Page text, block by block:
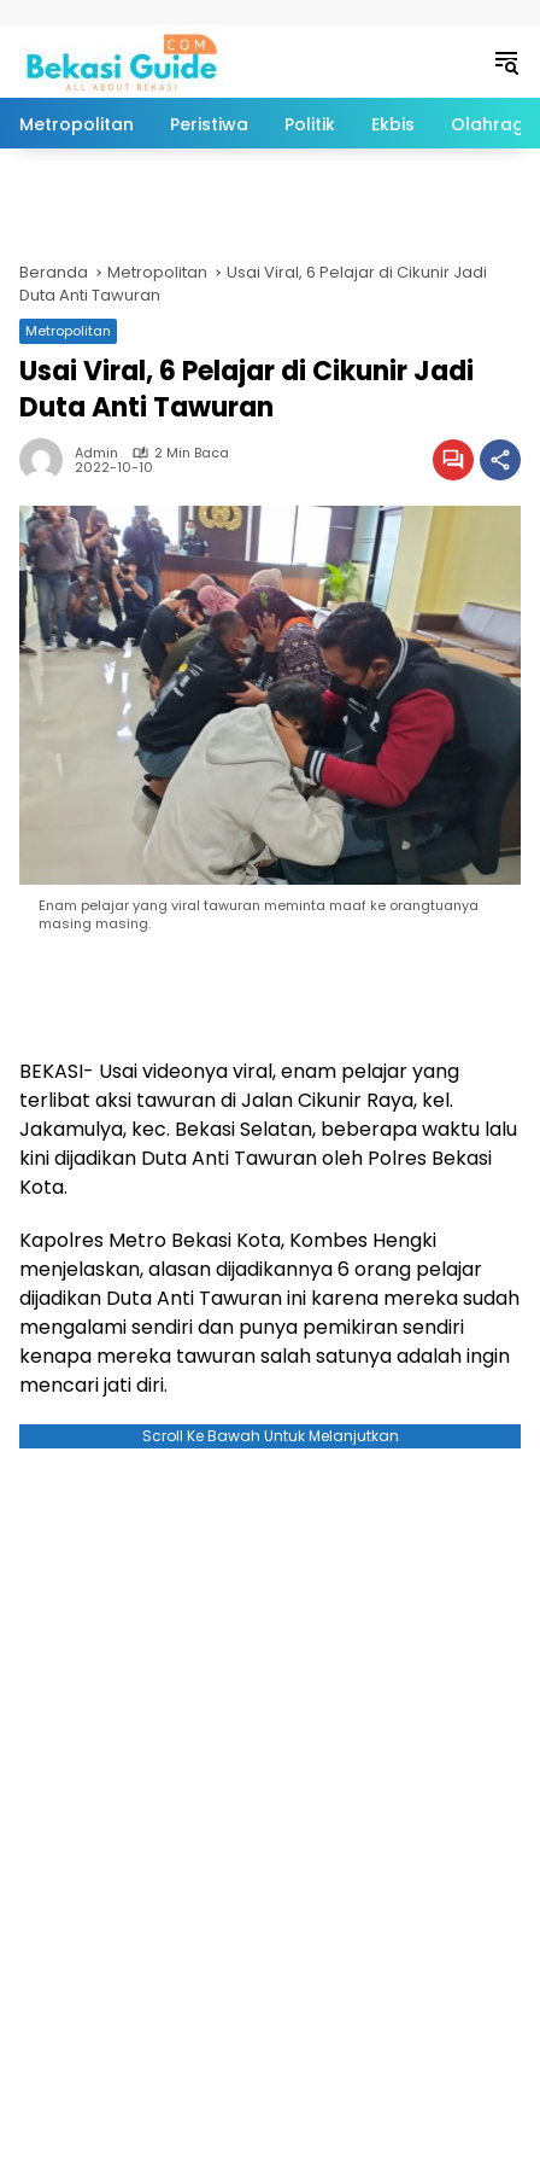
Metropolitan Peristiwa Politik Ekbis Olahraga
Beranda Metropolitan
Usai Viral, 6 Pelajar di Cikunir Jadi
Duta Anti Tawuran
Metropolitan
Usai Viral, 6 Pelajar di Cikunir Jadi
Duta Anti Tawuran
Admin 2 Min Baca
2022-10-10
Enam pelajar yang viral tawuran meminta maaf ke orangtuanya
masing masing.
BEKASI- Usai videonya viral, enam pelajar yang
terlibat aksi tawuran di Jalan Cikunir Raya, kel.
Jakamulya, kec. Bekasi Selatan, beberapa waktu lalu
kini dijadikan Duta Anti Tawuran oleh Polres Bekasi
Kota.
Kapolres Metro Bekasi Kota, Kombes Hengki
menjelaskan, alasan dijadikannya 6 orang pelajar
dijadikan Duta Anti Tawuran ini karena mereka sudah
mengalami sendiri dan punya pemikiran sendiri
kenapa mereka tawuran salah satunya adalah ingin
mencari jati diri.
Scroll Ke Bawah Untuk Melanjutkan